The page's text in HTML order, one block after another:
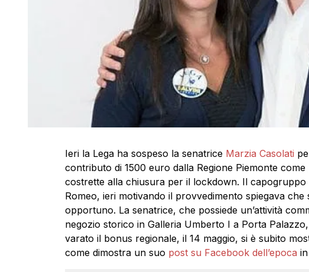
Ieri la Lega ha sospeso la senatrice Marzia Casolati
contributo di 1500 euro dalla Regione Piemonte
costrette alla chiusura per il lockdown. Il capogruppo
Romeo, ieri motivando il provvedimento spiegava
opportuno. La senatrice, che possiede un’attività
negozio storico in Galleria Umberto I a Porta
varato il bonus regionale, il 14 maggio, si è subito
come dimostra un suo post su Facebook dell’epoca